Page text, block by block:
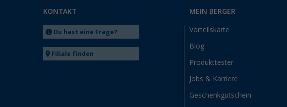
KONTAKT
Du hast eine Frage?
Filiale finden
MEIN BERGER
Vorteilskarte
Blog
Produkttester
Jobs & Karriere
Geschenkgutschein